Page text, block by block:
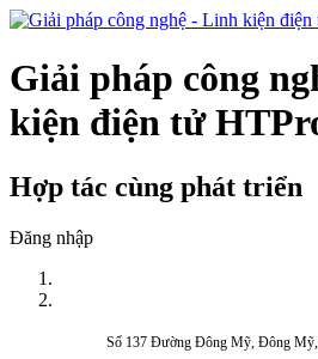
Giải pháp công
kiện điện tử
Hợp tác cùng phát triển
Đăng nhập
Số 137 Đường Đông Mỹ, Đông Mỹ,